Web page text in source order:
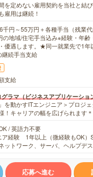
を定めない雇用契約を当社と結
雇用は継続！
千円～55万円＋各種手当（残業代
の地域/住宅手当込み※経験・年齢
優遇します。★同一就業先で1年
継続手当支給
支給
ラマ（ビジネスアプリケーショ
を動かすITエンジニア＞プロジ
！キャリアの幅を広げられます
/ 英語力不要
ア経験 1年以上（微経験もOK）
ットワーク、サーバ、ヘルプデ
応募へ進む